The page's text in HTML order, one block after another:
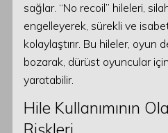
sağlar. “No recoil” hileleri,
engelleyerek, sürekli ve
kolaylaştırır. Bu hileler, oyun
bozarak, dürüst oyuncular için
yaratabilir.
Hile Kullanımının